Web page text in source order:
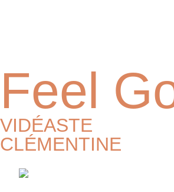
Feel
VIDÉASTE
CLÉMENTINE